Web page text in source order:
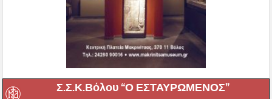
Σ.Σ.Κ.Βόλου “Ο ΕΣΤΑΥΡΩΜΕΝΟΣ”